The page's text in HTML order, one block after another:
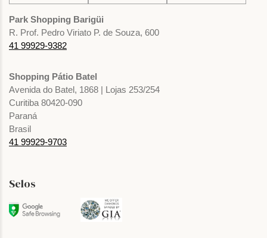
Park Shopping Barigüi
R. Prof. Pedro Viriato P. de Souza, 600
41 99929-9382
Shopping Pátio Batel
Avenida do Batel, 1868 | Lojas 253/254
Curitiba 80420-090
Paraná
Brasil
41 99929-9703
Selos